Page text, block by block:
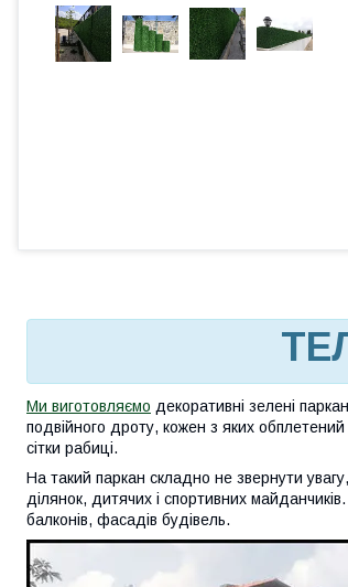
Ми виготовляємо декоративні зелені
подвійного дроту, кожен з яких
сітки рабиці.
На такий паркан складно не звернути
ділянок, дитячих і спортивних
балконів, фасадів будівель.